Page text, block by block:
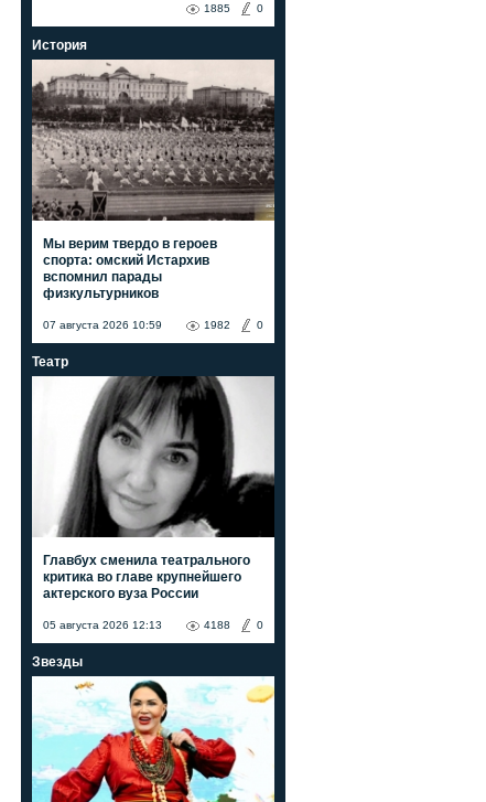
0
1885
История
Мы верим твердо в героев
спорта: омский Истархив
вспомнил парады
физкультурников
07 августа 2026 10:59 0
1982
Театр
Главбух сменила театрального
критика во главе крупнейшего
актерского вуза России
05 августа 2026 12:13 0
4188
Звезды